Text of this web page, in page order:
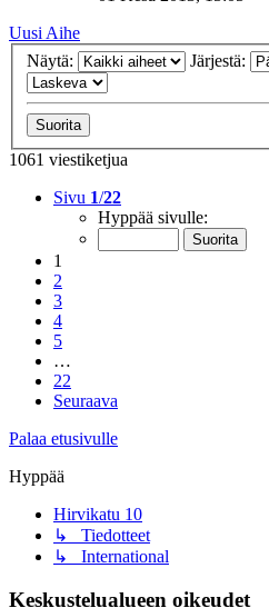
Uusi Aihe
Näytä:
Järjestä:
1061 viestiketjua
Sivu 1/22
Hyppää sivulle:
1
2
3
4
5
…
22
Seuraava
Palaa etusivulle
Hyppää
Hirvikatu 10
↳ Tiedotteet
↳ International
Keskustelualueen oikeudet